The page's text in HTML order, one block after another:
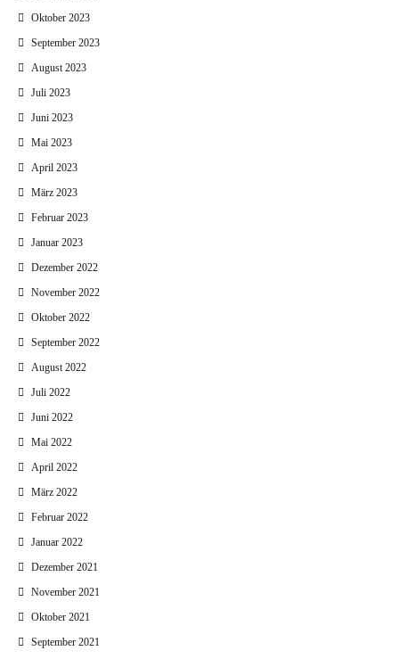
Oktober 2023
September 2023
August 2023
Juli 2023
Juni 2023
Mai 2023
April 2023
März 2023
Februar 2023
Januar 2023
Dezember 2022
November 2022
Oktober 2022
September 2022
August 2022
Juli 2022
Juni 2022
Mai 2022
April 2022
März 2022
Februar 2022
Januar 2022
Dezember 2021
November 2021
Oktober 2021
September 2021